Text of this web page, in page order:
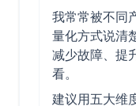
我常常被不同
量化方式说清
减少故障、提
看。
建议用五大维